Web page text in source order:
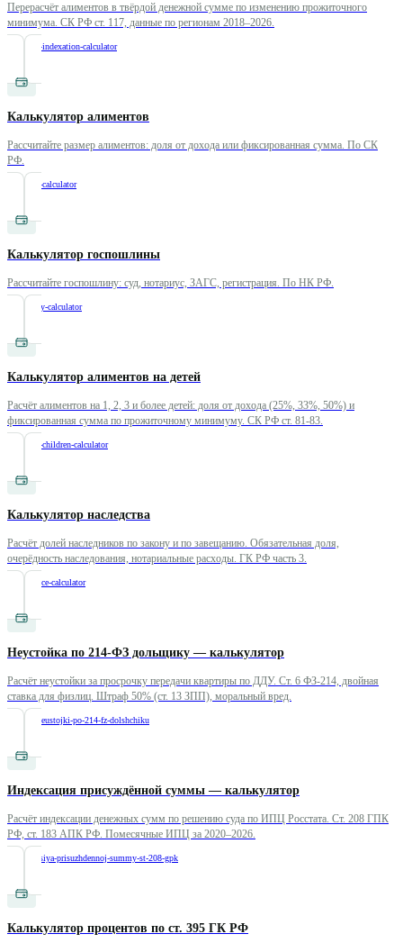
Перерасчёт алиментов в твёрдой денежной сумме по изменению прожиточного
минимума. СК РФ ст. 117, данные по регионам 2018–2026.
alimony-indexation-calculator
Калькулятор алиментов
Рассчитайте размер алиментов: доля от дохода или фиксированная сумма. По СК
РФ.
alimony-calculator
Калькулятор госпошлины
Рассчитайте госпошлину: суд, нотариус, ЗАГС, регистрация. По НК РФ.
state-duty-calculator
Калькулятор алиментов на детей
Расчёт алиментов на 1, 2, 3 и более детей: доля от дохода (25%, 33%, 50%) и
фиксированная сумма по прожиточному минимуму. СК РФ ст. 81-83.
alimony-children-calculator
Калькулятор наследства
Расчёт долей наследников по закону и по завещанию. Обязательная доля,
очерёдность наследования, нотариальные расходы. ГК РФ часть 3.
inheritance-calculator
Неустойка по 214-ФЗ дольщику — калькулятор
Расчёт неустойки за просрочку передачи квартиры по ДДУ. Ст. 6 ФЗ-214, двойная
ставка для физлиц. Штраф 50% (ст. 13 ЗПП), моральный вред.
raschet-neustojki-po-214-fz-dolshchiku
Индексация присуждённой суммы — калькулятор
Расчёт индексации денежных сумм по решению суда по ИПЦ Росстата. Ст. 208 ГПК
РФ, ст. 183 АПК РФ. Помесячные ИПЦ за 2020–2026.
indeksatsiya-prisuzhdennoj-summy-st-208-gpk
Калькулятор процентов по ст. 395 ГК РФ